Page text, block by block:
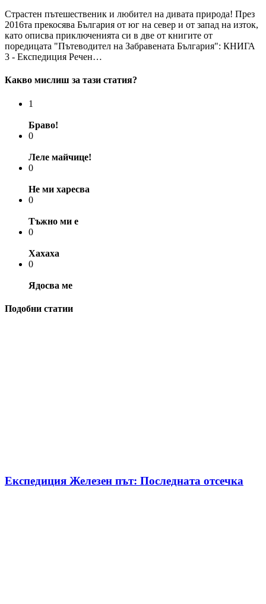
Страстен пътешественик и любител на дивата природа! През
2016та прекосява България от юг на север и от запад на изток,
като описва приключенията си в две от книгите от
поредицата "Пътеводител на Забравената България": КНИГА
3 - Експедиция Речен…
Какво мислиш за тази статия?
1
Браво!
0
Леле майчице!
0
Не ми харесва
0
Тъжно ми е
0
Хахаха
0
Ядосва ме
Подобни статии
Експедиция Железен път: Последната отсечка